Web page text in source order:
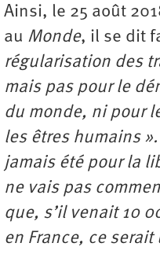
Ainsi, le 25 août
au Monde, il se dit
régularisation des
mais pas pour le
du monde, ni pour
les êtres humains ».
jamais été pour la
ne vais pas
que, s’il venait 10
en France, ce serait